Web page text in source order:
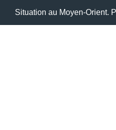
Situation au Moyen-Orient.